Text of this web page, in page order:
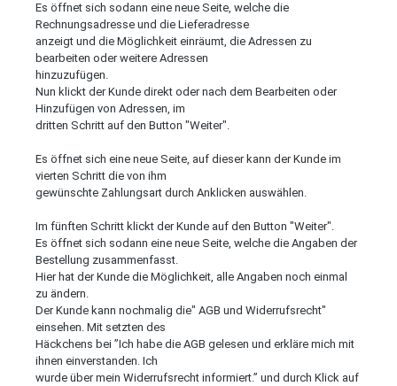
Es öffnet sich sodann eine neue Seite, welche die
Rechnungsadresse und die Lieferadresse
anzeigt und die Möglichkeit einräumt, die Adressen zu
bearbeiten oder weitere Adressen
hinzuzufügen.
Nun klickt der Kunde direkt oder nach dem Bearbeiten oder
Hinzufügen von Adressen, im
dritten Schritt auf den Button "Weiter".
Es öffnet sich eine neue Seite, auf dieser kann der Kunde im
vierten Schritt die von ihm
gewünschte Zahlungsart durch Anklicken auswählen.
Im fünften Schritt klickt der Kunde auf den Button "Weiter".
Es öffnet sich sodann eine neue Seite, welche die Angaben der
Bestellung zusammenfasst.
Hier hat der Kunde die Möglichkeit, alle Angaben noch einmal
zu ändern.
Der Kunde kann nochmalig die" AGB und Widerrufsrecht"
einsehen. Mit setzten des
Häckchens bei ”Ich habe die AGB gelesen und erkläre mich mit
ihnen einverstanden. Ich
wurde über mein Widerrufsrecht informiert.” und durch Klick auf